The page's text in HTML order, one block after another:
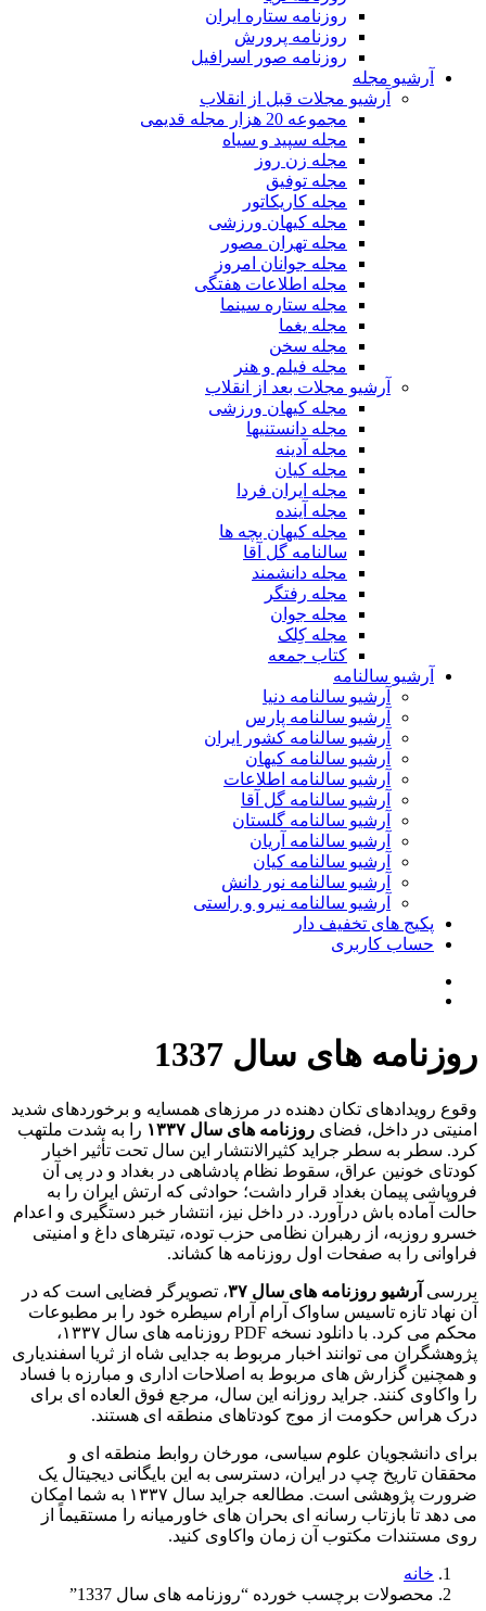
روزنامه ستاره ایران
روزنامه پرورش
روزنامه صور اسرافیل
آرشیو مجله
آرشیو مجلات قبل از انقلاب
مجموعه 20 هزار مجله قدیمی
مجله سپید و سیاه
مجله زن روز
مجله توفیق
مجله کاریکاتور
مجله کیهان ورزشی
مجله تهران مصور
مجله جوانان امروز
مجله اطلاعات هفتگی
مجله ستاره سینما
مجله یغما
مجله سخن
مجله فیلم و هنر
آرشیو مجلات بعد از انقلاب
مجله کیهان ورزشی
مجله دانستنیها
مجله آدینه
مجله کیان
مجله ایران فردا
مجله آینده
مجله کیهان بچه ها
سالنامه گل آقا
مجله دانشمند
مجله رفتگر
مجله جوان
مجله کِلک
کتاب جمعه
آرشیو سالنامه
آرشیو سالنامه دنیا
آرشیو سالنامه پارس
آرشیو سالنامه کشور ایران
آرشیو سالنامه کیهان
آرشیو سالنامه اطلاعات
آرشیو سالنامه گل آقا
آرشیو سالنامه گلستان
آرشیو سالنامه آریان
آرشیو سالنامه کیان
آرشیو سالنامه نور دانش
آرشیو سالنامه نیرو و راستی
پکیج های تخفیف دار
حساب کاربری
روزنامه های سال 1337
وقوع رویدادهای تکان دهنده در مرزهای همسایه و برخوردهای شدید
امنیتی در داخل، فضای روزنامه های سال ۱۳۳۷
را به شدت ملتهب
کرد. سطر به سطر جراید کثیرالانتشار این سال تحت تأثیر اخبار
کودتای خونین عراق، سقوط نظام پادشاهی در بغداد و در پی آن
فروپاشی پیمان بغداد قرار داشت؛ حوادثی که ارتش ایران را به
حالت آماده باش درآورد. در داخل نیز، انتشار خبر دستگیری و اعدام
خسرو روزبه، از رهبران نظامی حزب توده، تیترهای داغ و امنیتی
فراوانی را به صفحات اول روزنامه ها کشاند.
بررسی آرشیو روزنامه های سال ۳۷
، تصویرگر فضایی است که در
آن نهاد تازه تاسیس ساواک آرام آرام سیطره خود را بر مطبوعات
محکم می کرد. با دانلود نسخه PDF روزنامه های سال ۱۳۳۷،
پژوهشگران می توانند اخبار مربوط به جدایی شاه از ثریا اسفندیاری
و همچنین گزارش های مربوط به اصلاحات اداری و مبارزه با فساد
را واکاوی کنند. جراید روزانه این سال، مرجع فوق العاده ای برای
درک هراس حکومت از موج کودتاهای منطقه ای هستند.
برای دانشجویان علوم سیاسی، مورخان روابط منطقه ای و
محققان تاریخ چپ در ایران، دسترسی به این بایگانی دیجیتال یک
ضرورت پژوهشی است. مطالعه جراید سال ۱۳۳۷ به شما امکان
می دهد تا بازتاب رسانه ای بحران های خاورمیانه را مستقیماً از
روی مستندات مکتوب آن زمان واکاوی کنید.
خانه
محصولات برچسب خورده “روزنامه های سال 1337”